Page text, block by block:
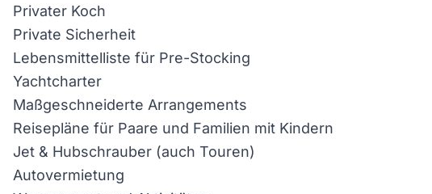
Privater Koch
Private Sicherheit
Lebensmittelliste für Pre-Stocking
Yachtcharter
Maßgeschneiderte Arrangements
Reisepläne für Paare und Familien mit Kindern
Jet & Hubschrauber (auch Touren)
Autovermietung